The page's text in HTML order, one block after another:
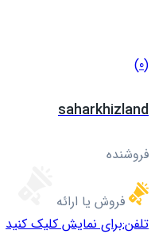
(0)
saharkhizland
فروشنده
فروش یا ارائه
تلفن:برای نمایش کلیک کنید